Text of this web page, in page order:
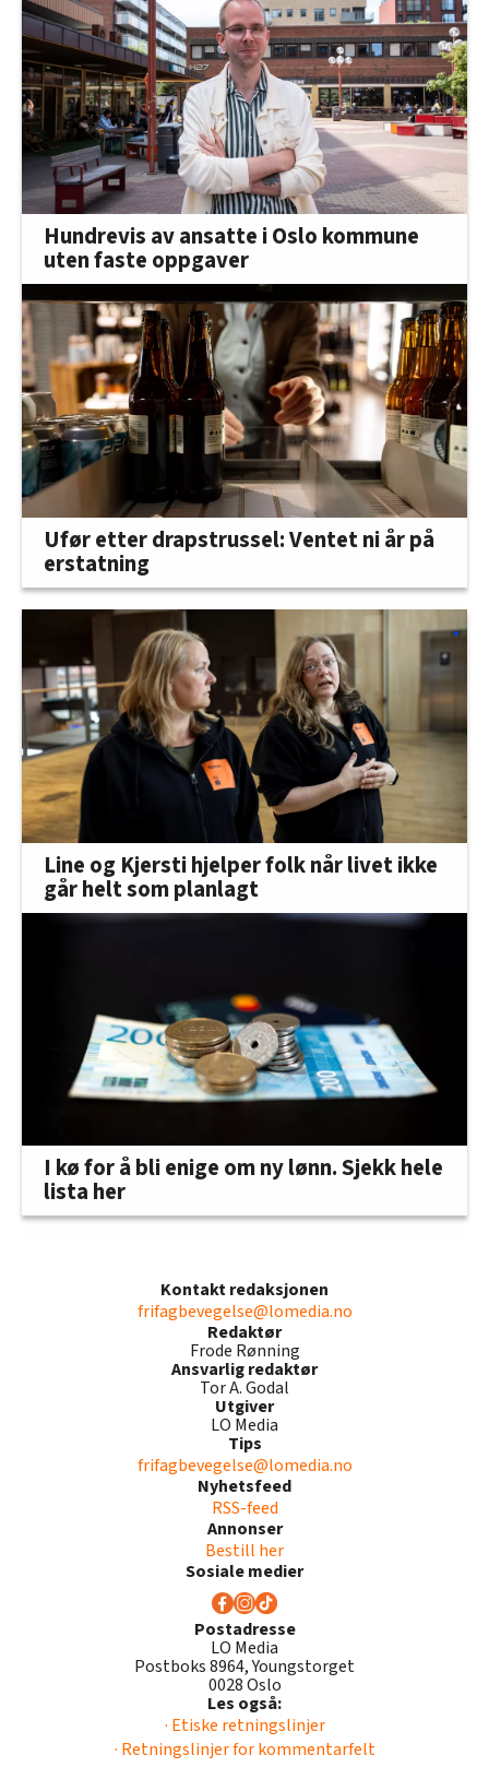
Hundrevis av ansatte i Oslo kommune
uten faste oppgaver
Ufør etter drapstrussel: Ventet ni år på
erstatning
Line og Kjersti hjelper folk når livet ikke
går helt som planlagt
I kø for å bli enige om ny lønn. Sjekk hele
lista her
Kontakt redaksjonen
frifagbevegelse@lomedia.no
Redaktør
Frode Rønning
Ansvarlig redaktør
Tor A. Godal
Utgiver
LO Media
Tips
frifagbevegelse@lomedia.no
Nyhetsfeed
RSS-feed
Annonser
Bestill her
Sosiale medier
Postadresse
LO Media
Postboks 8964, Youngstorget
0028 Oslo
Les også:
· Etiske retningslinjer
· Retningslinjer for kommentarfelt